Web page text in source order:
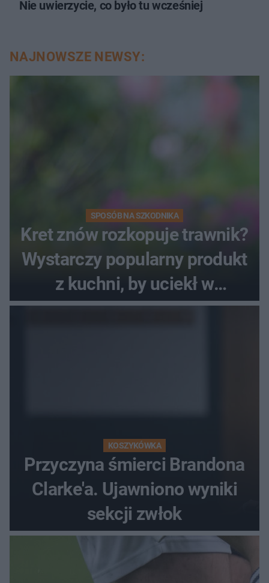
Nie uwierzycie, co było tu wcześniej
NAJNOWSZE NEWSY:
SPOSÓB NA SZKODNIKA
Kret znów rozkopuje trawnik?
Wystarczy popularny produkt
z kuchni, by uciekł w
popłochu
KOSZYKÓWKA
Przyczyna śmierci Brandona
Clarke'a. Ujawniono wyniki
sekcji zwłok